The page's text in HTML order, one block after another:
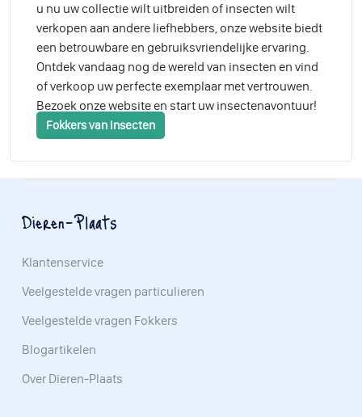
u nu uw collectie wilt uitbreiden of insecten wilt
verkopen aan andere liefhebbers, onze website biedt
een betrouwbare en gebruiksvriendelijke ervaring.
Ontdek vandaag nog de wereld van insecten en vind
of verkoop uw perfecte exemplaar met vertrouwen.
Bezoek onze website en start uw insectenavontuur!
Fokkers van Insecten
Dieren-Plaats
Klantenservice
Veelgestelde vragen particulieren
Veelgestelde vragen Fokkers
Blogartikelen
Over Dieren-Plaats